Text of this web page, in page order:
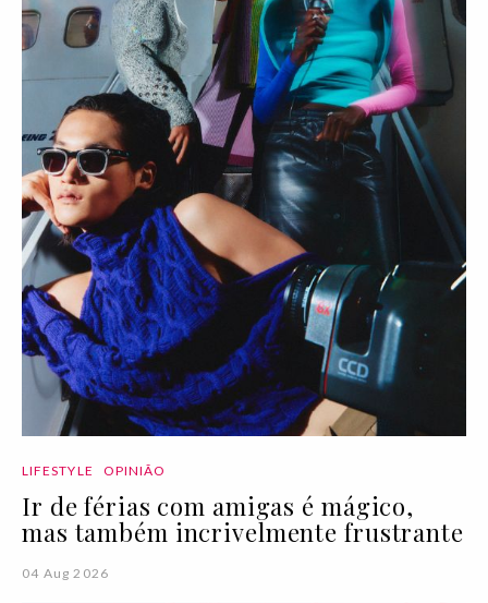
LIFESTYLE OPINIÃO
Ir de férias com amigas é mágico,
mas também incrivelmente frustrante
04 Aug 2026